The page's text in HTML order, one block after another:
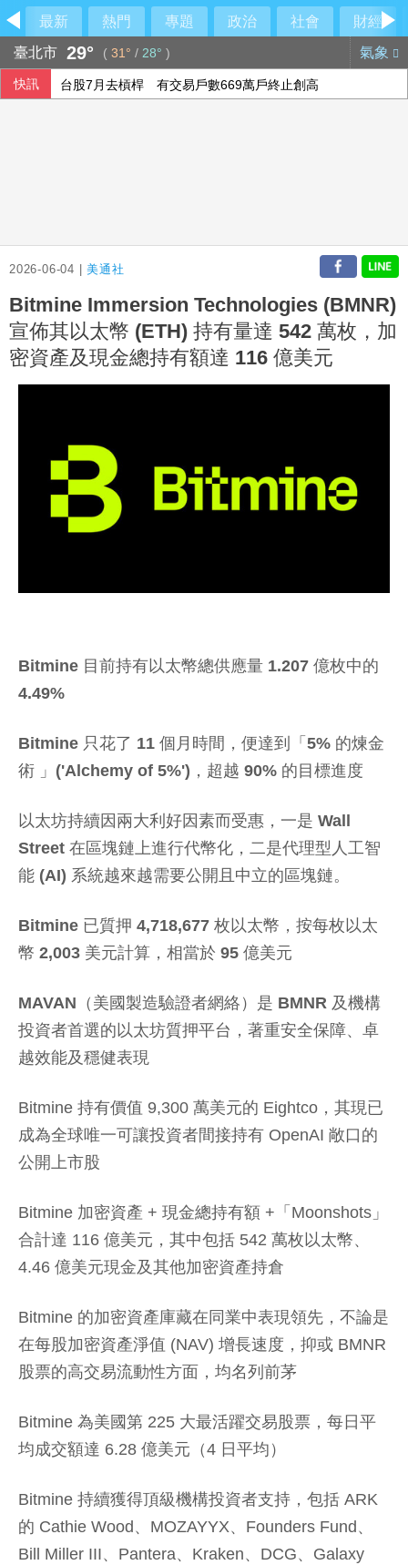
最新 熱門 專題 政治 社會
財經
臺北市 29° ( 31° / 28° ) 氣象
快訊 台股7月去槓桿 有交易戶數669萬戶終止創高
2026-06-04 |美通社
Bitmine Immersion Technologies (BMNR)
宣佈其以太幣 (ETH) 持有量達 542 萬枚，加
密資產及現金總持有額達 116 億美元
Bitmine 目前持有以太幣總供應量 1.207 億枚中的
4.49%
Bitmine 只花了 11 個月時間，便達到「5% 的煉金
術 」('Alchemy of 5%')，超越 90% 的目標進度
以太坊持續因兩大利好因素而受惠，一是 Wall
Street 在區塊鏈上進行代幣化，二是代理型人工智
能 (AI) 系統越來越需要公開且中立的區塊鏈。
Bitmine 已質押 4,718,677 枚以太幣，按每枚以太
幣 2,003 美元計算，相當於 95 億美元
MAVAN（美國製造驗證者網絡）是 BMNR 及機構
投資者首選的以太坊質押平台，著重安全保障、卓
越效能及穩健表現
Bitmine 持有價值 9,300 萬美元的 Eightco，其現已
成為全球唯一可讓投資者間接持有 OpenAI 敞口的
公開上市股
Bitmine 加密資產 + 現金總持有額 +「Moonshots」
合計達 116 億美元，其中包括 542 萬枚以太幣、
4.46 億美元現金及其他加密資產持倉
Bitmine 的加密資產庫藏在同業中表現領先，不論是
在每股加密資產淨值 (NAV) 增長速度，抑或 BMNR
股票的高交易流動性方面，均名列前茅
Bitmine 為美國第 225 大最活躍交易股票，每日平
均成交額達 6.28 億美元（4 日平均）
Bitmine 持續獲得頂級機構投資者支持，包括 ARK
的 Cathie Wood、MOZAYYX、Founders Fund、
Bill Miller III、Pantera、Kraken、DCG、Galaxy